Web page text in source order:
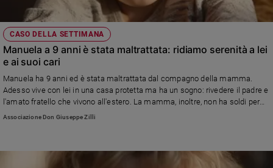
CASO DELLA SETTIMANA
Manuela a 9 anni è stata maltrattata: ridiamo serenità a lei
e ai suoi cari
Manuela ha 9 anni ed è stata maltrattata dal compagno della mamma.
Adesso vive con lei in una casa protetta ma ha un sogno: rivedere il padre e
l'amato fratello che vivono all'estero. La mamma, inoltre, non ha soldi per
pagare le cure psicologiche delle quali ha bisogno la bambina.. Aiutiamo
Associazione Don Giuseppe Zilli